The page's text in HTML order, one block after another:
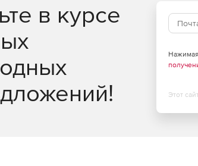
в курсе
Этот